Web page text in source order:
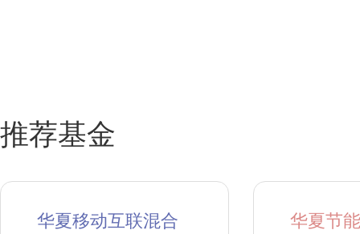
推荐基金
华夏移动互联混合
华夏节